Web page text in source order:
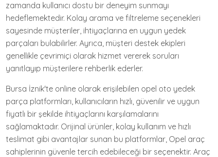
zamanda kullanıcı dostu bir deneyim sunmayı
hedeflemektedir. Kolay arama ve filtreleme seçenekleri
sayesinde müşteriler, ihtiyaçlarına en uygun yedek
parçaları bulabilirler. Ayrıca, müşteri destek ekipleri
genellikle çevrimiçi olarak hizmet vererek soruları
yanıtlayıp müşterilere rehberlik ederler.
Bursa İznik'te online olarak erişilebilen opel oto yedek
parça platformları, kullanıcıların hızlı, güvenilir ve uygun
fiyatlı bir şekilde ihtiyaçlarını karşılamalarını
sağlamaktadır. Orijinal ürünler, kolay kullanım ve hızlı
teslimat gibi avantajlar sunan bu platformlar, Opel araç
sahiplerinin güvenle tercih edebileceği bir seçenektir. Araç